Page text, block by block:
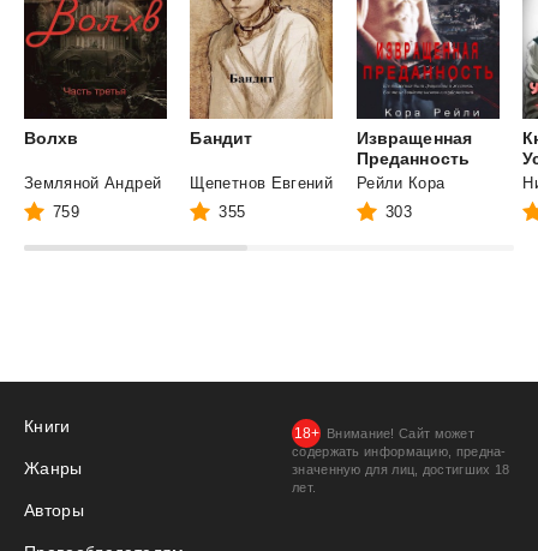
Волхв
Земляной Андрей
759
Бандит
Щепетнов Евгений
355
Извращенная
Преданность
Рейли Кора
303
Книги
Жанры
Авторы
Внимание! Сайт может
содержать информацию, предна­
значенную для лиц, дости­гших 18
лет.